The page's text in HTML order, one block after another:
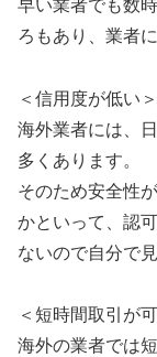
早い業者でも数
ろもあり、業者
＜信用度が低い＞
海外業者には、
多くあります。
そのため安全性
かといって、認
ないので自分で
＜短時間取引が
海外の業者では